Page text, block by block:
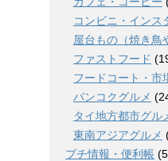
コンビニ・インス
屋台もの（焼き鳥
ファストフード
フードコート・市
バンコクグルメ
タイ地方都市グル
東南アジアグルメ
プチ情報・便利帳